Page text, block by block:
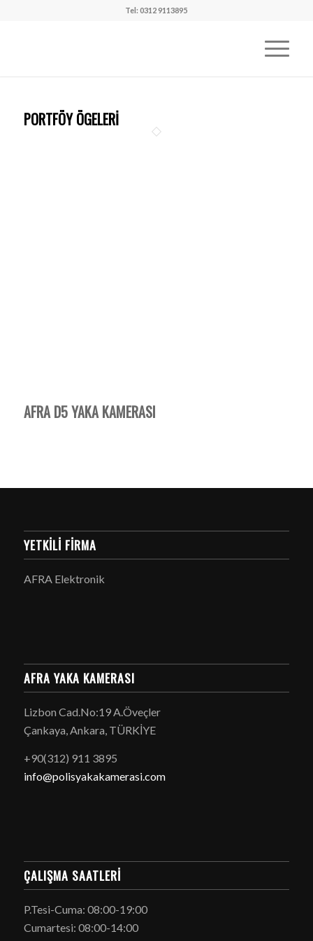
Tel: 0312 9113895
PORTFÖY ÖGELERI
AFRA D5 YAKA KAMERASI
YETKILI FIRMA
AFRA Elektronik
AFRA YAKA KAMERASI
Lizbon Cad.No:19 A.Öveçler
Çankaya, Ankara, TÜRKİYE
+90(312) 911 3895
info@polisyakakamerasi.com
ÇALIŞMA SAATLERI
P.Tesi-Cuma: 08:00-19:00
Cumartesi: 08:00-14:00